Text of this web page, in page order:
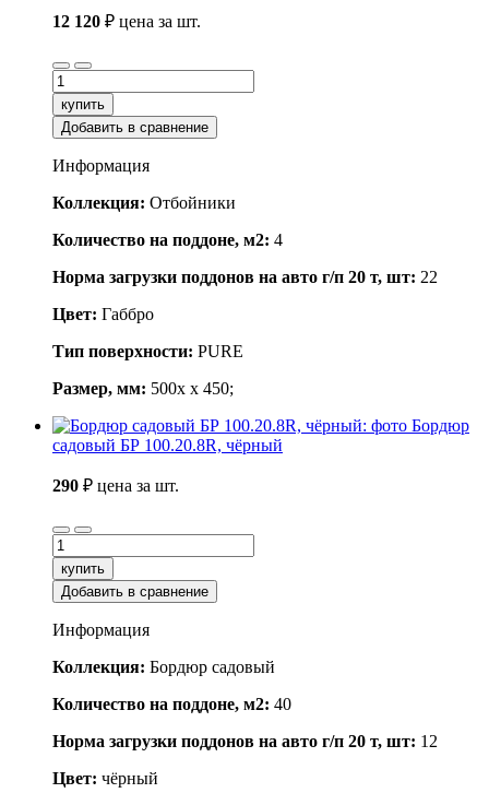
12 120 ₽ цена за шт.
купить
Добавить в сравнение
Информация
Коллекция: Отбойники
Количество на поддоне, м2: 4
Норма загрузки поддонов на авто г/п 20 т, шт: 22
Цвет: Габбро
Тип поверхности: PURE
Размер, мм: 500x x 450;
Бордюр
садовый БР 100.20.8R, чёрный
290 ₽ цена за шт.
купить
Добавить в сравнение
Информация
Коллекция: Бордюр садовый
Количество на поддоне, м2: 40
Норма загрузки поддонов на авто г/п 20 т, шт: 12
Цвет: чёрный